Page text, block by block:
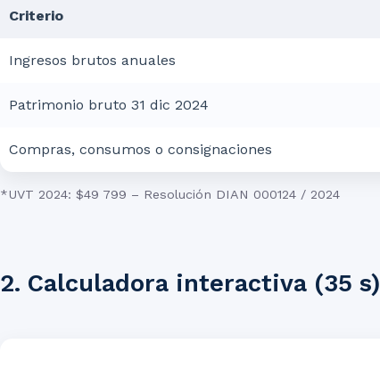
Criterio
Ingresos brutos anuales
Patrimonio bruto 31 dic 2024
Compras, consumos o consignaciones
*UVT 2024: $49 799 – Resolución DIAN 000124 / 2024
2. Calculadora interactiva (35 s)